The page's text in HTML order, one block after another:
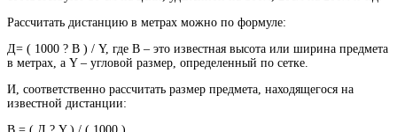
Рассчитать дистанцию в метрах можно по формуле:
Д= ( 1000 ? В ) / Y, где В – это известная высота или ширина предмета
в метрах, а Y – угловой размер, определенный по сетке.
И, соответственно рассчитать размер предмета, находящегося на
известной дистанции: